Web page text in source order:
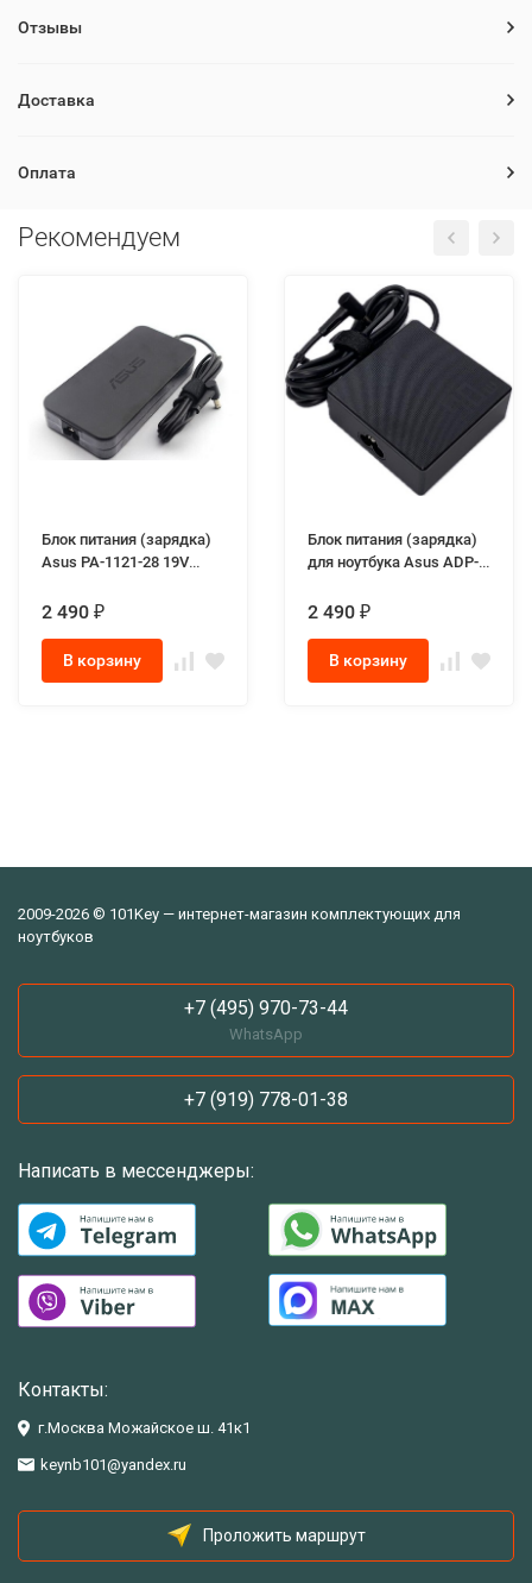
Отзывы
Доставка
Оплата
Рекомендуем
Блок питания (зарядка)
Asus PA-1121-28 19V
3.7 mm для ноутбуков
series
2 490 ₽
В корзину
Блок питания (зарядка)
для ноутбука Asus ADP-
разъём 4.5-3.0mm
2 490 ₽
В корзину
2009-2026 © 101Key — интернет-магазин комплектующих для
ноутбуков
+7 (495) 970-73-44
WhatsApp
+7 (919) 778-01-38
Написать в мессенджеры:
Контакты:
г.Москва Можайское ш. 41к1
keynb101@yandex.ru
Проложить маршрут